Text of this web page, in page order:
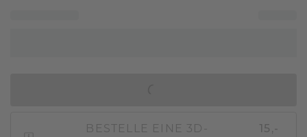
BESTELLE EINE 3D-
15,-